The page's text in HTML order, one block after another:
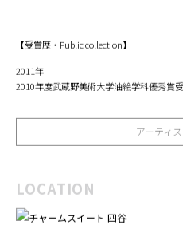
【受賞歴・Public collection】
2011年
2010年度武蔵野美術大学油絵学科優秀賞
アーティ
LOCATION